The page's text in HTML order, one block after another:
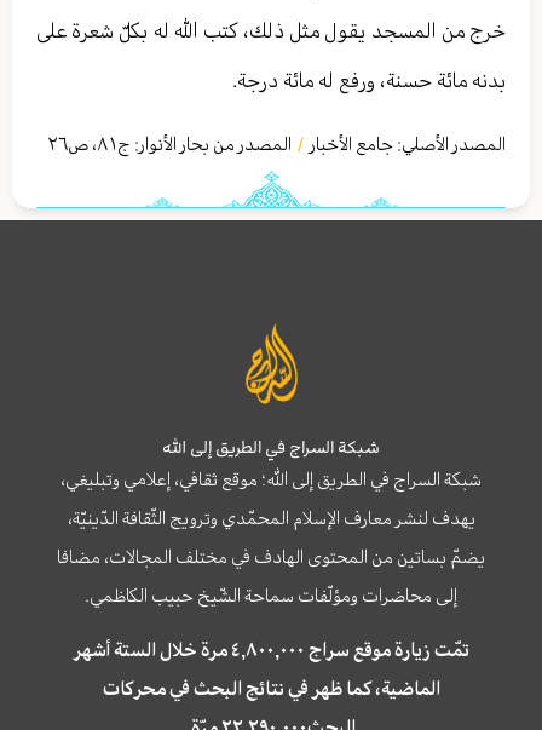
خرج من المسجد يقول مثل ذلك، كتب الله له بكلّ شعرة على
بدنه مائة حسنة، ورفع له مائة درجة.
المصدر الأصلي: جامع الأخبار / المصدر من بحار الأنوار: ج٨١، ص٢٦
شبكة السراج في الطريق إلى الله
شبكة السراج في الطريق إلى الله؛ موقع ثقافي، إعلامي وتبليغي،
يهدف لنشر معارف الإسلام المحمّدي وترويج الثّقافة الدّينيّة،
يضمّ بساتين من المحتوى الهادف في مختلف المجالات، مضافا
إلى محاضرات ومؤلّفات سماحة الشّيخ حبيب الكاظمي.
تمّت زيارة موقع سراج ٤,٨٠٠,٠٠٠ مرة خلال الستة أشهر
الماضية، كما ظهر في نتائج البحث في محركات